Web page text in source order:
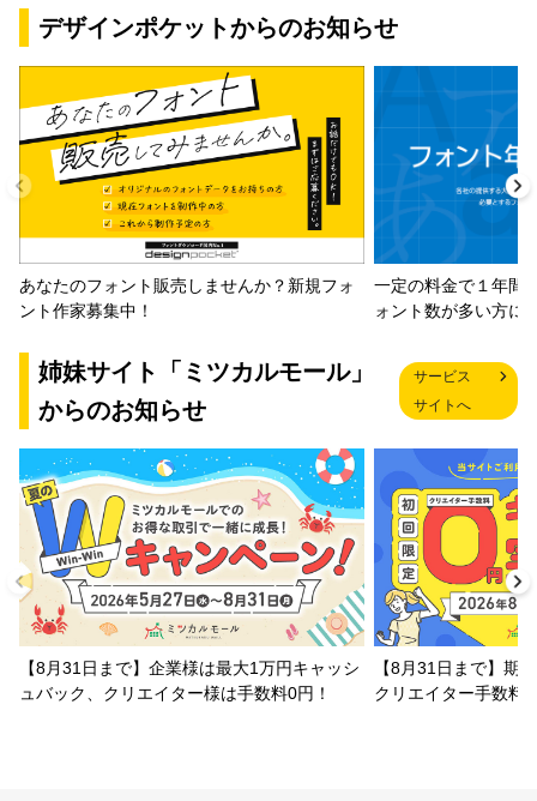
デザインポケットからのお知らせ
あなたのフォント販売しませんか？新規フォ
ント作家募集中！
一定の料金で１年間
ォント数が多い方に
姉妹サイト「ミツカルモール」
からのお知らせ
サービス
サイトへ
【8月31日まで】企業様は最大1万円キャッシ
ュバック、クリエイター様は手数料0円！
【8月31日まで】期
クリエイター手数料